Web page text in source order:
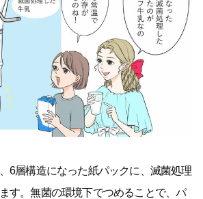
6層構造になった紙パックに、滅菌処理
す。無菌の環境下でつめることで、パ